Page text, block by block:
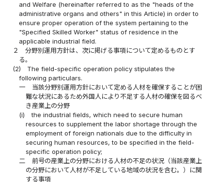
and Welfare (hereinafter referred to as the "heads of the
administrative organs and others" in this Article) in order to
ensure proper operation of the system pertaining to the
"Specified Skilled Worker" status of residence in the
applicable industrial field.
２
分野別運用方針は、次に掲げる事項について定めるものとす
る。
(2)
The field-specific operation policy stipulates the
following particulars.
一
当該分野別運用方針において定める人材を確保することが困
難な状況にあるため外国人により不足する人材の確保を図るべ
き産業上の分野
(i)
the industrial fields, which need to secure human
resources to supplement the labor shortage through the
employment of foreign nationals due to the difficulty in
securing human resources, to be specified in the field-
specific operation policy;
二
前号の産業上の分野における人材の不足の状況（当該産業上
の分野において人材が不足している地域の状況を含む。）に関
する事項